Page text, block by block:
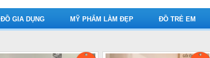
ĐỒ GIA DỤNG MỸ PHẨM LÀM ĐẸP ĐỒ TRẺ EM